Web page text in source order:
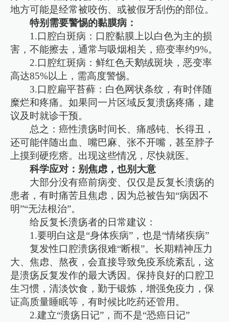
地方可能是经常被咬伤、或被假牙刮伤的部位。
特别需要警惕的黏膜病：
1.口腔白斑病：口腔黏膜上以白色为主的损
害，不能擦去，通常与吸烟相关，癌变率约9%。
2.口腔红斑病：鲜红色天鹅绒斑块，恶变率
高达85%以上，需高度警惕。
3.口腔扁平苔藓：白色网状条纹，有时伴随
糜烂和疼痛。如果同一片区域反复溃疡疼痛，建
议及时就诊干预。
总之：癌性溃疡时间长、痛感钝、长得丑，
还可能伴随出血、嘴巴麻、张不开嘴，甚至脖子
上摸到硬疙瘩。出现这些情况，尽快就医。
科学应对：别焦虑，也别大意
大部分没有癌前病变、仅仅是反复长溃疡的
患者，有时痛苦且焦虑，因为总被告知“病因不
明”“无法根治”。
给反复长溃疡者的日常建议：
1.要明白这是“身体疾病”，也是“情绪疾病”
复发性口腔溃疡很难“断根”。长期精神压力
大、焦虑、熬夜，会直接导致免疫系统紊乱，这
是溃疡反复发作的最大诱因。保持良好的口腔卫
生习惯，清淡饮食，勤于锻炼，增强免疫力，保
证高质量睡眠等，有时候比吃药还管用。
2.建立“溃疡日记”，而不是“恐癌日记”